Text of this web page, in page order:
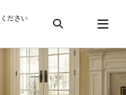
ださい
検索